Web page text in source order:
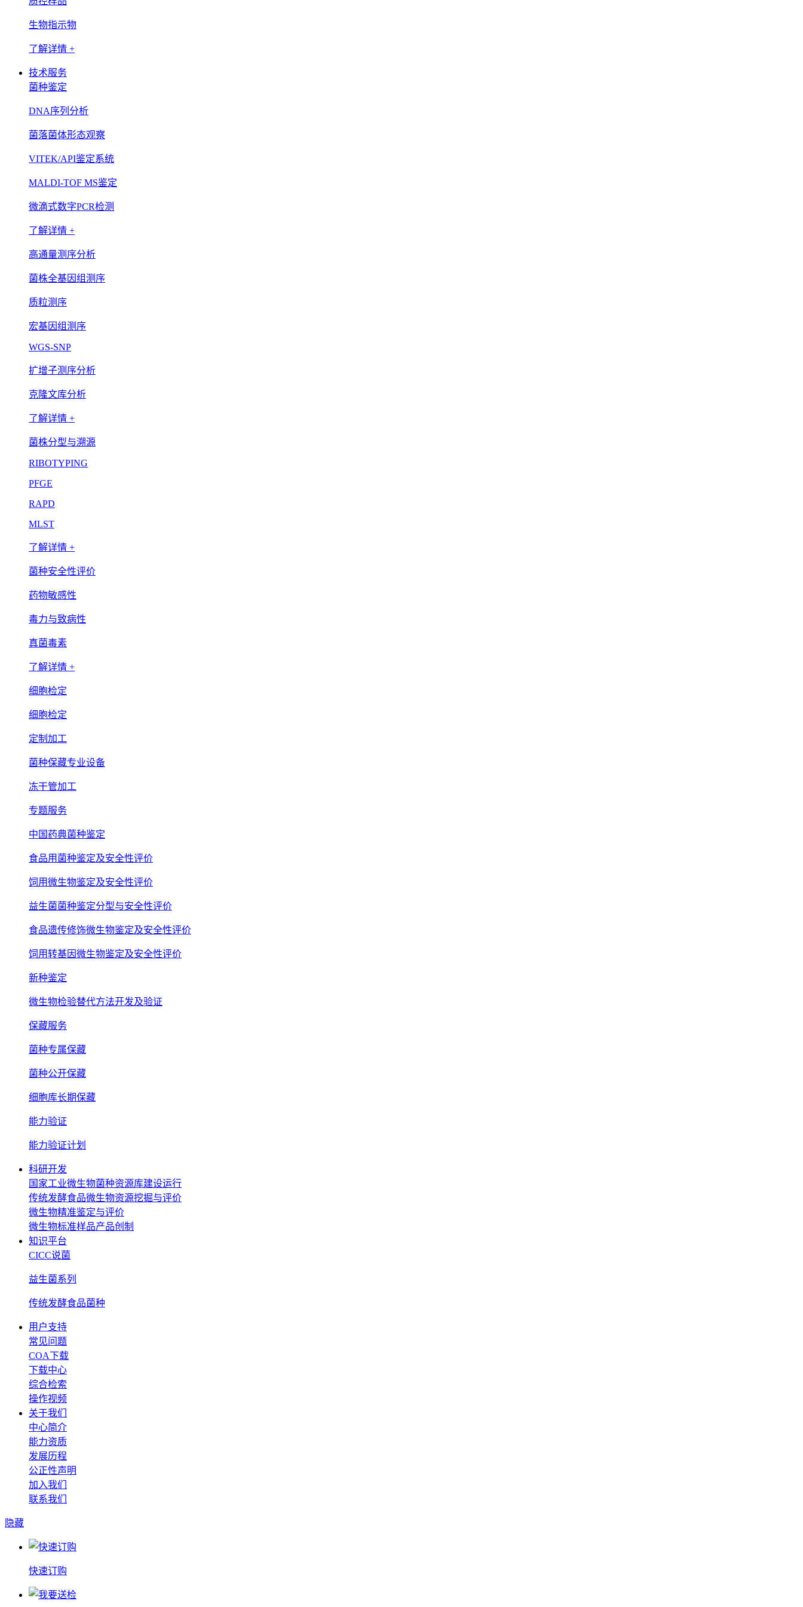
生物指示物
了解详情 +
技术服务
菌种鉴定
DNA序列分析
菌落菌体形态观察
VITEK/API鉴定系统
MALDI-TOF MS鉴定
微滴式数字PCR检测
了解详情 +
高通量测序分析
菌株全基因组测序
质粒测序
宏基因组测序
WGS-SNP
扩增子测序分析
克隆文库分析
了解详情 +
菌株分型与溯源
RIBOTYPING
PFGE
RAPD
MLST
了解详情 +
菌种安全性评价
药物敏感性
毒力与致病性
真菌毒素
了解详情 +
细胞检定
细胞检定
定制加工
菌种保藏专业设备
冻干管加工
专题服务
中国药典菌种鉴定
食品用菌种鉴定及安全性评价
饲用微生物鉴定及安全性评价
益生菌菌种鉴定分型与安全性评价
食品遗传修饰微生物鉴定及安全性评价
饲用转基因微生物鉴定及安全性评价
新种鉴定
微生物检验替代方法开发及验证
保藏服务
菌种专属保藏
菌种公开保藏
细胞库长期保藏
能力验证
能力验证计划
科研开发
国家工业微生物菌种资源库建设运行
传统发酵食品微生物资源挖掘与评价
微生物精准鉴定与评价
微生物标准样品产品创制
知识平台
CICC说菌
益生菌系列
传统发酵食品菌种
用户支持
常见问题
COA下载
下载中心
综合检索
操作视频
关于我们
中心简介
能力资质
发展历程
公正性声明
加入我们
联系我们
隐藏
快速订购